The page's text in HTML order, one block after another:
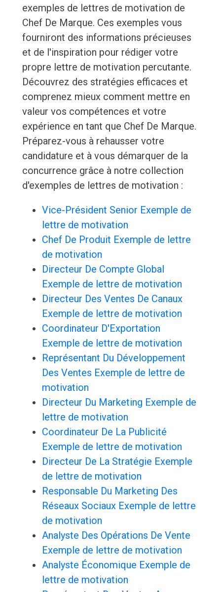
exemples de lettres de motivation de
Chef De Marque. Ces exemples vous
fourniront des informations précieuses
et de l'inspiration pour rédiger votre
propre lettre de motivation percutante.
Découvrez des stratégies efficaces et
comprenez mieux comment mettre en
valeur vos compétences et votre
expérience en tant que Chef De Marque.
Préparez-vous à rehausser votre
candidature et à vous démarquer de la
concurrence grâce à notre collection
d'exemples de lettres de motivation :
Vice-Président Senior Exemple de
lettre de motivation
Chef De Produit Exemple de lettre
de motivation
Directeur De Compte Global
Exemple de lettre de motivation
Directeur Des Ventes De Canaux
Exemple de lettre de motivation
Coordinateur D'Exportation
Exemple de lettre de motivation
Représentant Du Développement
Des Ventes Exemple de lettre de
motivation
Directeur Du Marketing Exemple de
lettre de motivation
Coordinateur De La Publicité
Exemple de lettre de motivation
Directeur De La Stratégie Exemple
de lettre de motivation
Responsable Du Marketing Des
Réseaux Sociaux Exemple de lettre
de motivation
Analyste Des Opérations De Vente
Exemple de lettre de motivation
Analyste Économique Exemple de
lettre de motivation